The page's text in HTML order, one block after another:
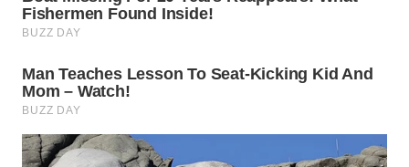
WAHANA
INFRASTRUKTUR
WAHANA
KONSUMEN
WAHANA